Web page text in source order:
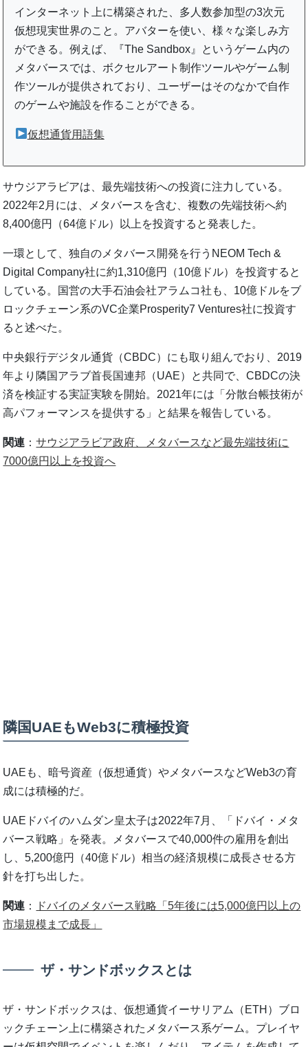
インターネット上に構築された、多人数参加型の3次元
仮想現実世界のこと。アバターを使い、様々な楽しみ方
ができる。例えば、『The Sandbox』というゲーム内の
メタバースでは、ボクセルアート制作ツールやゲーム制
作ツールが提供されており、ユーザーはそのなかで自作
のゲームや施設を作ることができる。
仮想通貨用語集
サウジアラビアは、最先端技術への投資に注力している。
2022年2月には、メタバースを含む、複数の先端技術へ約
8,400億円（64億ドル）以上を投資すると発表した。
一環として、独自のメタバース開発を行うNEOM Tech &
Digital Company社に約1,310億円（10億ドル）を投資すると
している。国営の大手石油会社アラムコ社も、10億ドルをブ
ロックチェーン系のVC企業Prosperity7 Ventures社に投資す
ると述べた。
中央銀行デジタル通貨（CBDC）にも取り組んでおり、2019
年より隣国アラブ首長国連邦（UAE）と共同で、CBDCの決
済を検証する実証実験を開始。2021年には「分散台帳技術が
高パフォーマンスを提供する」と結果を報告している。
関連 ：サウジアラビア政府、メタバースなど最先端技術に
7000億円以上を投資へ
隣国UAEもWeb3に積極投資
UAEも、暗号資産（仮想通貨）やメタバースなどWeb3の育
成には積極的だ。
UAEドバイのハムダン皇太子は2022年7月、「ドバイ・メタ
バース戦略」を発表。メタバースで40,000件の雇用を創出
し、5,200億円（40億ドル）相当の経済規模に成長させる方
針を打ち出した。
関連 ：
ドバイのメタバース戦略「5年後には5,000億円以上の
市場規模まで成長」
ザ・サンドボックスとは
ザ・サンドボックスは、仮想通貨イーサリアム（ETH）ブロ
ックチェーン上に構築されたメタバース系ゲーム。プレイヤ